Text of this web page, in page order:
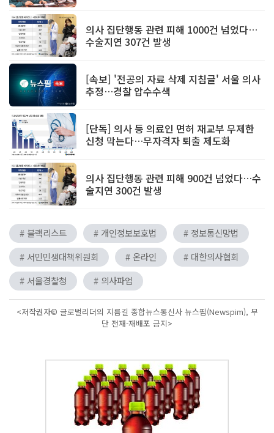
의사 집단행동 관련 피해 1000건 넘었다…
수술지연 307건 발생
[속보] '전공의 자료 삭제 지침글' 서울 의사
추정…경찰 압수수색
[단독] 의사 등 의료인 면허 재교부 무제한
신청 막는다…무자격자 퇴출 제도화
의사 집단행동 관련 피해 900건 넘었다…수
술지연 300건 발생
# 블랙리스트 # 개인정보보호법
# 정보통신망법
# 서민민생대책위원회
# 온라인
# 대한의사협회
# 서울경찰청
# 의사파업
<저작권자© 글로벌리더의 지름길 종합뉴스통신사 뉴스핌(Newspim), 무
단 전재-재배포 금지>